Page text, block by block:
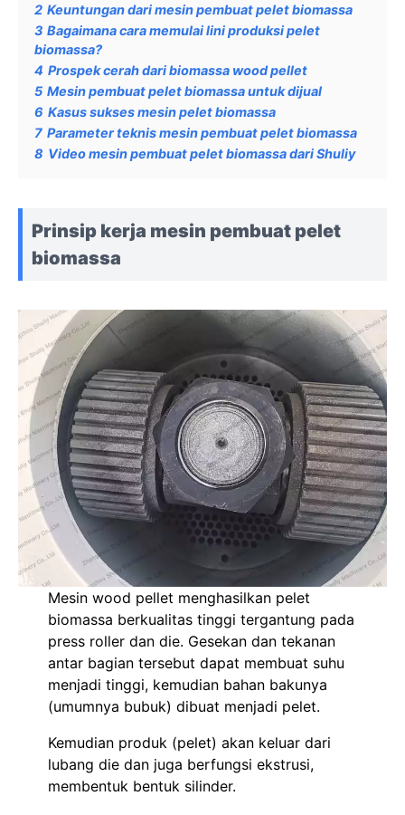
2 Keuntungan dari mesin pembuat pelet biomassa
3 Bagaimana cara memulai lini produksi pelet
biomassa?
4 Prospek cerah dari biomassa wood pellet
5 Mesin pembuat pelet biomassa untuk dijual
6 Kasus sukses mesin pelet biomassa
7 Parameter teknis mesin pembuat pelet biomassa
8 Video mesin pembuat pelet biomassa dari Shuliy
Prinsip kerja mesin pembuat pelet
biomassa
Mesin wood pellet menghasilkan pelet
biomassa berkualitas tinggi tergantung pada
press roller dan die. Gesekan dan tekanan
antar bagian tersebut dapat membuat suhu
menjadi tinggi, kemudian bahan bakunya
(umumnya bubuk) dibuat menjadi pelet.
Kemudian produk (pelet) akan keluar dari
lubang die dan juga berfungsi ekstrusi,
membentuk bentuk silinder.